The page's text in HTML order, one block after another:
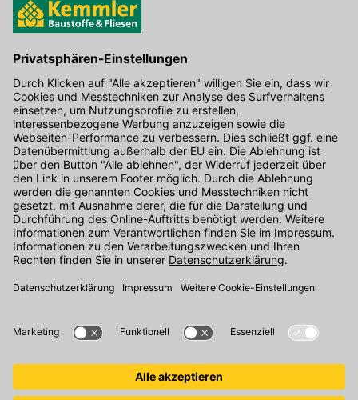
Hier gibt's die kostenlose App
Kontakt
Unser Onlineshop Team ist montags bis freitags von 08:00 - 17:00
Uhr unter der Telefonnummer07071 / 151-151 für Sie erreichbar.
Alternativ können Sie unser Kontaktformular nutzen.
Den Kontakt direkt in unsere Niederlassungen finden Sie hier.
Oder über unseren Chat .